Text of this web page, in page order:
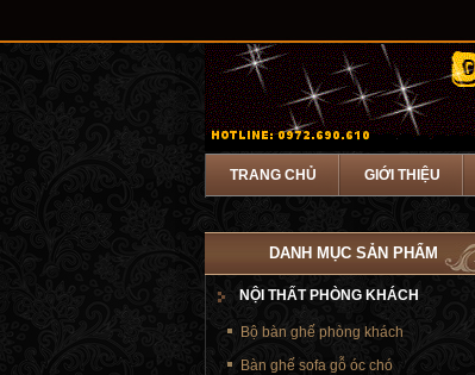
TRANG CHỦ GIỚI THIỆU
DANH MỤC SẢN PHẨM
NỘI THẤT PHÒNG KHÁCH
Bộ bàn ghế phòng khách
Bàn ghế sofa gỗ óc chó